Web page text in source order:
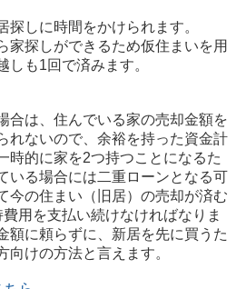
探しに時間をかけられます。
家探しができるため仮住まいを用
しも1回で済みます。
合は、住んでいる家の売却金額を
れないので、余裕を持った資金計
時的に家を2つ持つことになるた
いる場合には二重ローンとなる可
今の住まい（旧居）の売却が済む
用を支払い続けなければなりま
額に頼らずに、新居を先に買うた
向けの方法と言えます。